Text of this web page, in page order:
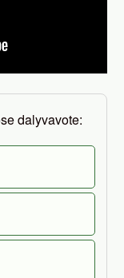
dalyvavote: